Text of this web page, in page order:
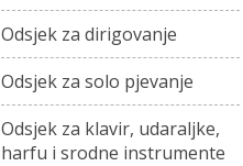
Odsjek za dirigovanje
Odsjek za solo pjevanje
Odsjek za klavir, udaraljke,
harfu i srodne instrumente